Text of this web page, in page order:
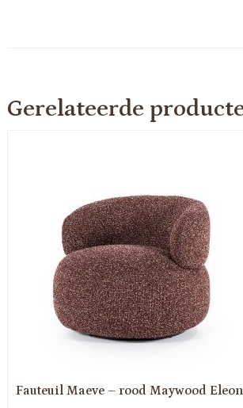
Gerelateerde
Fauteuil Maeve – rood Maywood